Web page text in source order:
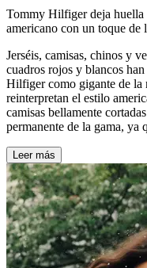
Tommy Hilfiger deja huella
americano con un toque de
Jerséis, camisas, chinos y
cuadros rojos y blancos
Hilfiger como gigante de la
reinterpretan el estilo
camisas bellamente
permanente de la gama, ya
Leer más